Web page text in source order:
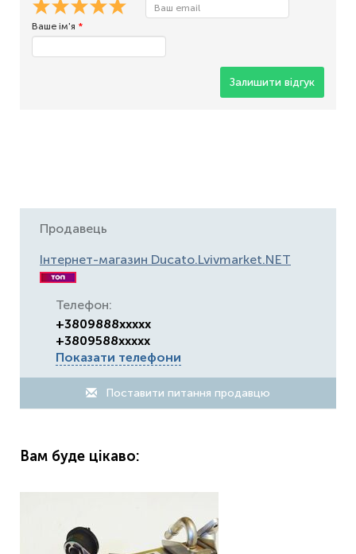
Ваше ім'я *
Залишити відгук
Продавець
Інтернет-магазин Ducato.Lvivmarket.NET
Телефон:
+3809888xxxxx
+3809588xxxxx
Показати телефони
Поставити питання продавцю
Вам буде цікаво: